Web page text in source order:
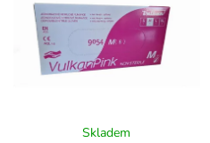
Skladem